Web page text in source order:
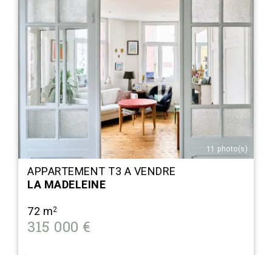
11 photo(s)
APPARTEMENT T3 A VENDRE
LA MADELEINE
72 m2
315 000 €